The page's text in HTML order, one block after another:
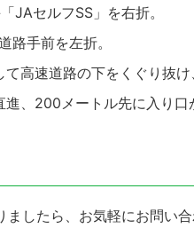
JAセルフSS」を右折。
路手前を左折。
高速道路の下をくぐり抜け
、200メートル先に入り口
したら、お気軽にお問い合